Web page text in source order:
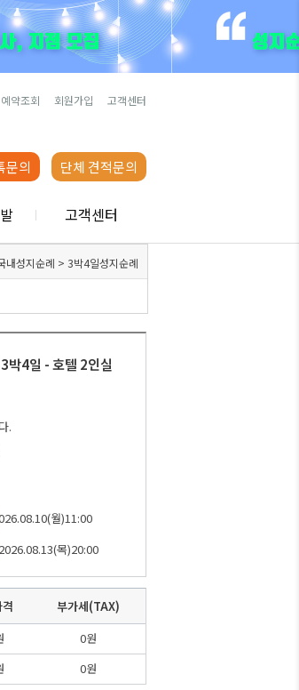
예약조회 회원가입 고객센터
고객센터
단체 견적문의
문의
내성지순례 > 3박4일성지순례
4일 - 호텔 2인실
.
월)11:00
2026.08.13(목)20:00
부가세(TAX)
0원
0원